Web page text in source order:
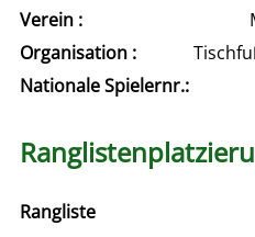
Verein :
Organisation :
Nationale Spielernr.:
Rangliste